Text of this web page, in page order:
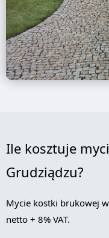
Ile kosztuje
Grudziądzu?
Mycie kostki brukowej
netto + 8% VAT.